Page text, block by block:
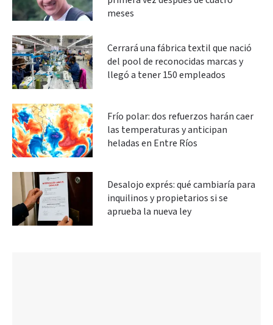
meses
Cerrará una fábrica textil que nació
del pool de reconocidas marcas y
llegó a tener 150 empleados
Frío polar: dos refuerzos harán caer
las temperaturas y anticipan
heladas en Entre Ríos
Desalojo exprés: qué cambiaría para
inquilinos y propietarios si se
aprueba la nueva ley